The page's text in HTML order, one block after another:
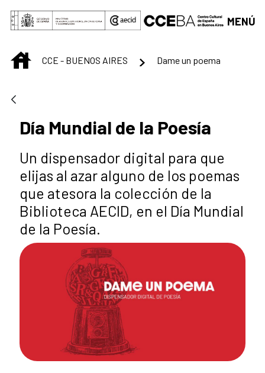
Saltar al contenido principal
MENÚ
INICIOCCE - BUENOS AIRES Dame un poema
Día Mundial de la Poesía
Un dispensador digital para que
elijas al azar alguno de los poemas
que atesora la colección de la
Biblioteca AECID, en el Día Mundial
de la Poesía.